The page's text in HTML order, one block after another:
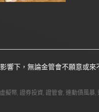
響下，無論金管會不願意或
虛擬幣,證券投資,證管會,連動債風暴,